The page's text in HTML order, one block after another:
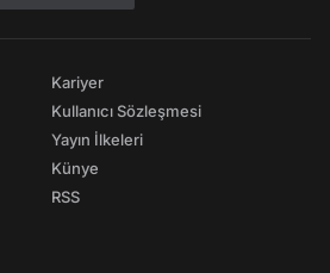
Kariyer
Kullanıcı Sözleşmesi
Yayın İlkeleri
Künye
RSS